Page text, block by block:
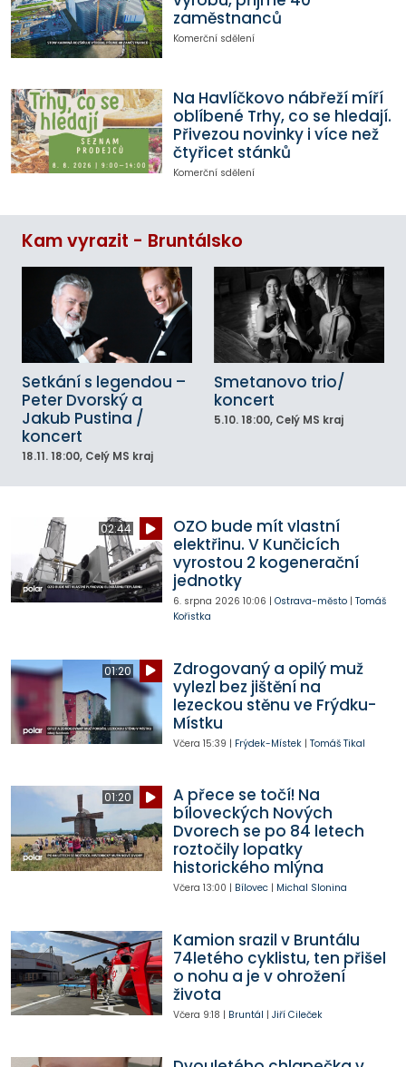
zaměstnanců
Komerční sdělení
Na Havlíčkovo nábřeží míří
oblíbené Trhy, co se hledají.
Přivezou novinky i více než
čtyřicet stánků
Komerční sdělení
Kam vyrazit - Bruntálsko
Setkání s legendou –
Peter Dvorský a
Jakub Pustina /
koncert
18.11. 18:00, Celý MS kraj
Smetanovo trio/
koncert
5.10. 18:00, Celý MS kraj
02:44
OZO bude mít vlastní
elektřinu. V Kunčicích
vyrostou 2 kogenerační
jednotky
6. srpna 2026 10:06 | Ostrava-město| Tomáš
Kořistka
01:20
Zdrogovaný a opilý muž
vylezl bez jištění na
lezeckou stěnu ve Frýdku-
Místku
Včera 15:39 | Frýdek-Místek| Tomáš Tikal
01:20
A přece se točí! Na
bíloveckých Nových
Dvorech se po 84 letech
roztočily lopatky
historického mlýna
Včera 13:00 | Bílovec| Michal Slonina
Kamion srazil v Bruntálu
74letého cyklistu, ten přišel
o nohu a je v ohrožení
života
Včera 9:18 | Bruntál | Jiří Cileček